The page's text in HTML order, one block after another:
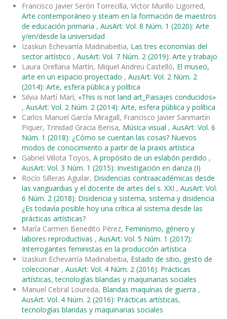
Francisco Javier Serón Torrecilla, Víctor Murillo Ligorred,
Arte contemporáneo y steam en la formación de maestros
de educación primaria , AusArt: Vol. 8 Núm. 1 (2020): Arte
y/en/desde la universidad
Izaskun Echevarría Madinabeitia, Las tres economías del
sector artístico , AusArt: Vol. 7 Núm. 2 (2019): Arte y trabajo
Laura Orellana Martín, Miquel Andreu Castelló, El museo,
arte en un espacio proyectado , AusArt: Vol. 2 Núm. 2
(2014): Arte, esfera pública y política
Silvia Martí Marí, «This is not land art_Paisajes conducidos»
, AusArt: Vol. 2 Núm. 2 (2014): Arte, esfera pública y política
Carlos Manuel García Miragall, Francisco Javier Sanmartín
Piquer, Trinidad Gracia Bensa, Música visual , AusArt: Vol. 6
Núm. 1 (2018): ¿Cómo se cuentan las cosas? Nuevos
modos de conocimiento a partir de la praxis artística
Gabriel Villota Toyos, A propósito de un eslabón perdido ,
AusArt: Vol. 3 Núm. 1 (2015): Investigación en danza (I)
Rocío Silleras Aguilar, Disidencias contraacadémicas desde
las vanguardias y el docente de artes del s. XXI , AusArt: Vol.
6 Núm. 2 (2018): Disidencia y sistema, sistema y disidencia
¿Es todavía posible hoy una crítica al sistema desde las
prácticas artísticas?
María Carmen Benedito Pérez, Feminismo, género y
labores reproductivas , AusArt: Vol. 5 Núm. 1 (2017):
Interrogantes feministas en la producción artística
Izaskun Echevarría Madinabeitia, Estado de sitio, gesto de
coleccionar , AusArt: Vol. 4 Núm. 2 (2016): Prácticas
artísticas, tecnologías blandas y maquinarias sociales
Manuel Cebral Loureda, Blandas maquinas de guerra ,
AusArt: Vol. 4 Núm. 2 (2016): Prácticas artísticas,
tecnologías blandas y maquinarias sociales